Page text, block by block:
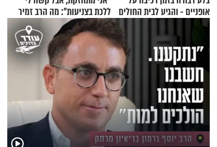
אופניים - והגיע לבית החולים
במצב מסכן חיים
ללכת בצניעות": מה הרב זמיר
כהן המליץ לה לעשות?